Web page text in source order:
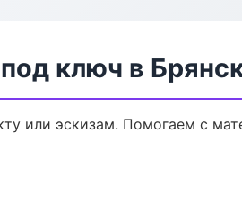
ключ в
или эскизам. Помогаем с